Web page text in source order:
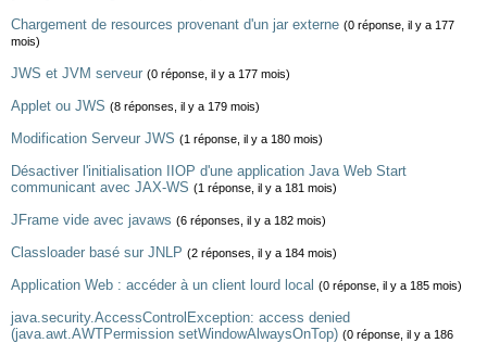
Chargement de resources provenant d'un jar externe (0 réponse, il y a 177
mois)
JWS et JVM serveur (0 réponse, il y a 177 mois)
Applet ou JWS (8 réponses, il y a 179 mois)
Modification Serveur JWS (1 réponse, il y a 180 mois)
Désactiver l'initialisation IIOP d'une application Java Web Start
communicant avec JAX-WS (1 réponse, il y a 181 mois)
JFrame vide avec javaws (6 réponses, il y a 182 mois)
Classloader basé sur JNLP (2 réponses, il y a 184 mois)
Application Web : accéder à un client lourd local (0 réponse, il y a 185 mois)
java.security.AccessControlException: access denied
(java.awt.AWTPermission setWindowAlwaysOnTop) (0 réponse, il y a 186